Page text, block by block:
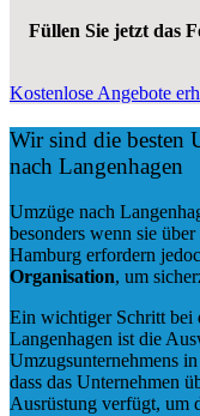
Füllen Sie jetzt das
Kostenlose Angebote
Wir sind die besten
nach Langenhagen
Umzüge nach
besonders wenn sie
Hamburg erfordern
Organisation, um
Ein wichtiger Schritt bei
Langenhagen ist die
Umzugsunternehmens
dass das Unternehmen
Ausrüstung verfügt, um